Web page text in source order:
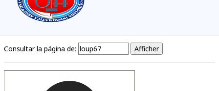
Consultar la página de: